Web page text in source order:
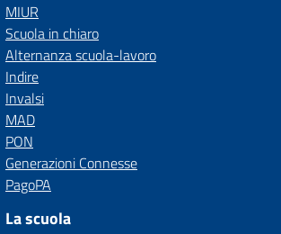
MIUR
Scuola in chiaro
Alternanza scuola-lavoro
Indire
Invalsi
MAD
PON
Generazioni Connesse
PagoPA
La scuola